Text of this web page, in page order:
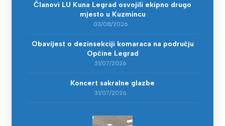
Članovi LU Kuna Legrad osvojili ekipno drugo
mjesto u Kuzmincu
03/08/2026
Obavijest o dezinsekciji komaraca na području
Općine Legrad
31/07/2026
Koncert sakralne glazbe
31/07/2026